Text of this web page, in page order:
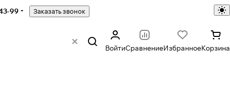
99 Заказать звонок
ВойтиСравнениеИзбранноеКорзина